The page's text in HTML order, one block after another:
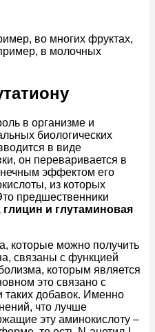
во многих фруктах,
в молочных
в организме и
биологических
в виде
он переваривается в
эффектом его
из которых
предшественники
глицин и глутаминовая
которые можно получить
связаны с функцией
которым является
это связано с
добавок. Именно
что лучше
эту аминокислоту –